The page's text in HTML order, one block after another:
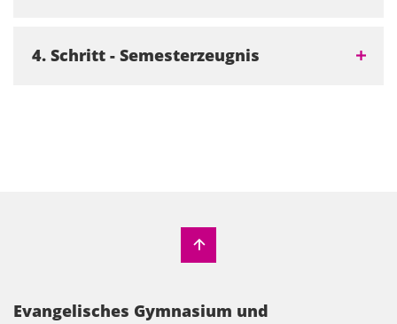
4. Schritt - Semesterzeugnis
Evangelisches Gymnasium und